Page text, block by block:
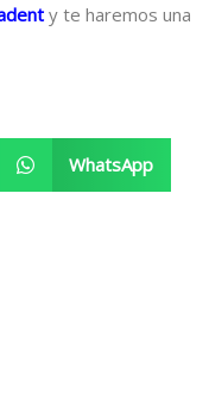
y te haremos una
WhatsApp